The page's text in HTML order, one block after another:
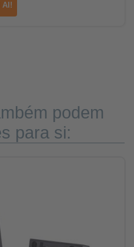
AI!
podem
para si: